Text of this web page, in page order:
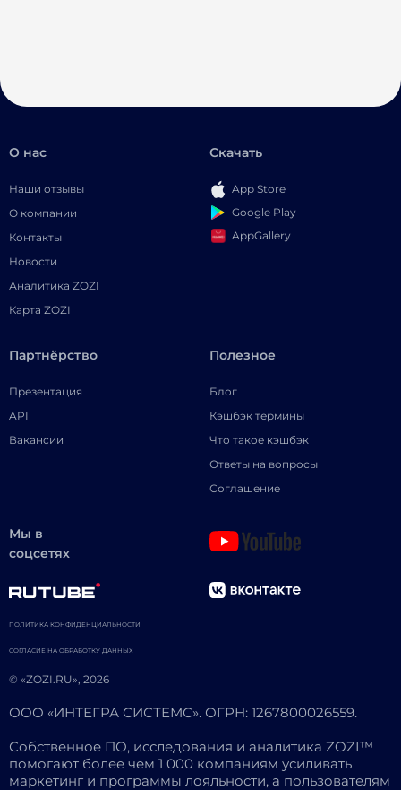
О нас
Наши отзывы
О компании
Контакты
Новости
Аналитика ZOZI
Карта ZOZI
Скачать
App Store
Google Play
AppGallery
Партнёрство
Презентация
API
Вакансии
Полезное
Блог
Кэшбэк термины
Что такое кэшбэк
Ответы на вопросы
Соглашение
Мы в
соцсетях
© «ZOZI.RU», 2026
ПОЛИТИКА КОНФИДЕНЦИАЛЬНОСТИ
СОГЛАСИЕ НА ОБРАБОТКУ ДАННЫХ
ООО «ИНТЕГРА СИСТЕМС». ОГРН: 1267800026559.
Собственное ПО, исследования и аналитика ZOZI™
помогают более чем 1 000 компаниям усиливать
маркетинг и программы лояльности, а пользователям